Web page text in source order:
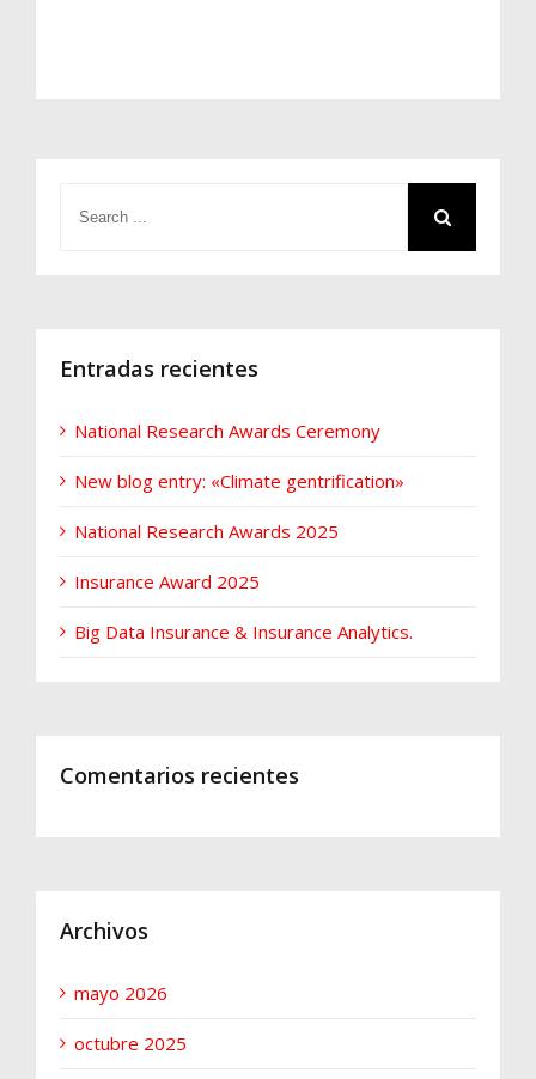
Entradas recientes
National Research Awards Ceremony
New blog entry: «Climate gentrification»
National Research Awards 2025
Insurance Award 2025
Big Data Insurance & Insurance Analytics.
Comentarios recientes
Archivos
mayo 2026
octubre 2025